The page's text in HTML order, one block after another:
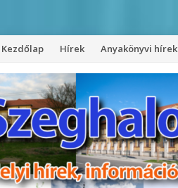
Kezdőlap Hírek Anyakönyvi hírek